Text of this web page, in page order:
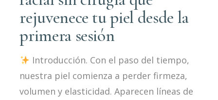
rejuvenece tu piel desde la
primera sesión
Introducción. Con el paso del tiempo,
nuestra piel comienza a perder firmeza,
volumen y elasticidad. Aparecen líneas de